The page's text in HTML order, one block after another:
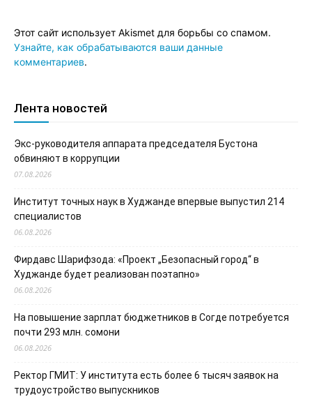
Этот сайт использует Akismet для борьбы со спамом.
Узнайте, как обрабатываются ваши данные
комментариев.
Лента новостей
Экс-руководителя аппарата председателя Бустона
обвиняют в коррупции
07.08.2026
Институт точных наук в Худжанде впервые выпустил 214
специалистов
06.08.2026
Фирдавс Шарифзода: «Проект „Безопасный город“ в
Худжанде будет реализован поэтапно»
06.08.2026
На повышение зарплат бюджетников в Согде потребуется
почти 293 млн. сомони
06.08.2026
Ректор ГМИТ: У института есть более 6 тысяч заявок на
трудоустройство выпускников